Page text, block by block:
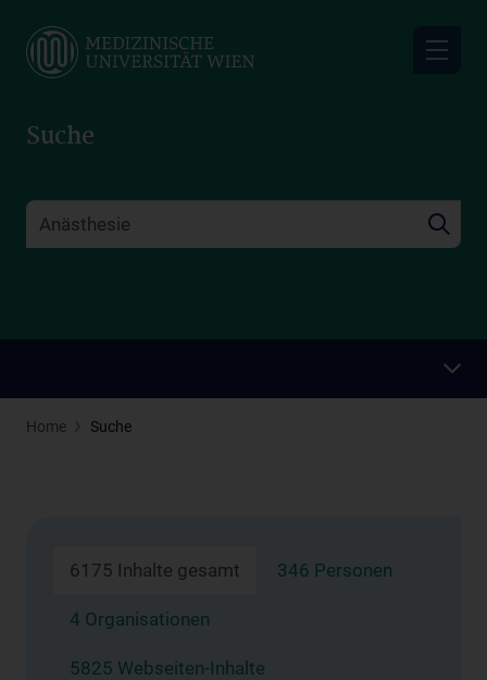
main
Suche
Home Suche
6175 Inhalte gesamt 346 Personen
4 Organisationen
5825 Webseiten-Inhalte